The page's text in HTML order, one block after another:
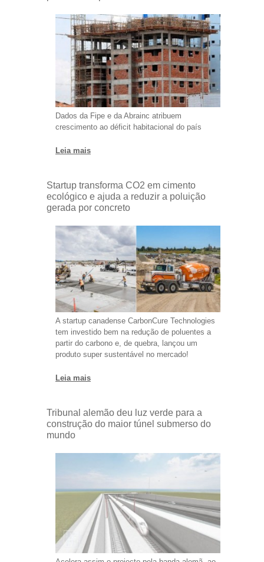
Dados da Fipe e da Abrainc atribuem
crescimento ao déficit habitacional do país
Leia mais
Startup transforma CO2 em cimento
ecológico e ajuda a reduzir a poluição
gerada por concreto
A startup canadense CarbonCure Technologies
tem investido bem na redução de poluentes a
partir do carbono e, de quebra, lançou um
produto super sustentável no mercado!
Leia mais
Tribunal alemão deu luz verde para a
construção do maior túnel submerso do
mundo